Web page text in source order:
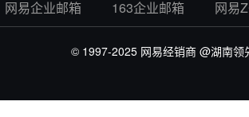
网易企业邮箱 163企业邮箱 网易
© 1997-2025 网易经销商 @湖南领